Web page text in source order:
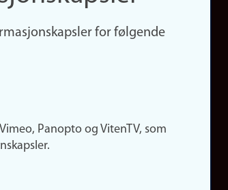
for følgende
Panopto og VitenTV, som